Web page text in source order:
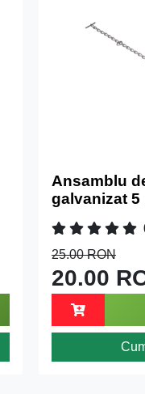
Ansamblu
galvanizat 5
25.00 RON
20.00